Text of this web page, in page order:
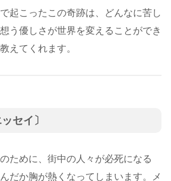
起こったこの奇跡は、どんなに苦し
う優しさが世界を変えることができ
えてくれます。
セイ〕
ために、街中の人々が必死になる
だか胸が熱くなってしまいます。メ